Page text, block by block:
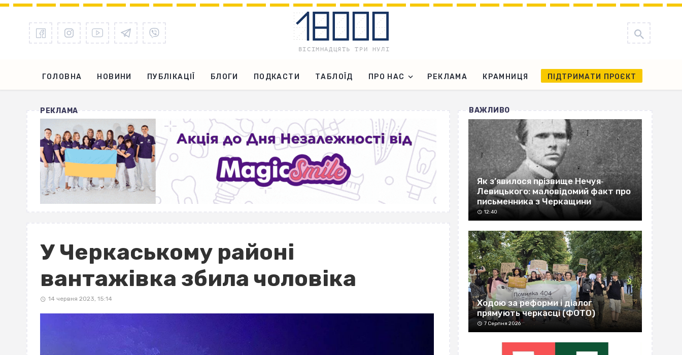
ГОЛОВНА НОВИНИ ПУБЛІКАЦІЇ БЛОГИ ПОДКАСТИ ТАБЛОЇД ПРО НАС РЕКЛАМА КРАМНИЦЯ ПІДТРИМАТИ ПРОЄКТ
РЕКЛАМА
У Черкаському районі
вантажівка збила чоловіка
14 червня 2023, 15:14
ВАЖЛИВО
Як з’явилося прізвище Нечуя‐
Левицького: маловідомий факт про
письменника з Черкащини
12:40
Ходою за реформи і діалог
прямують черкасці (ФОТО)
7 Серпня 2026